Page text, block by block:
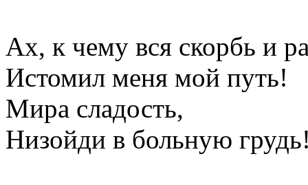
Ах, к чему вся скорбь и
Истомил меня мой путь!
Мира сладость,
Низойди в больную